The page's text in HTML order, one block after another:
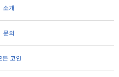
소개
문의
든 코인